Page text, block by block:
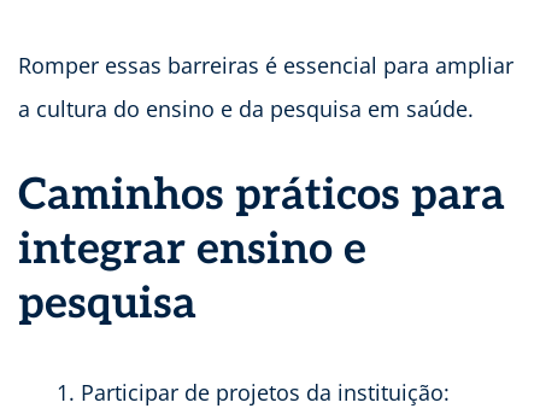
Romper essas barreiras é essencial para ampliar
a cultura do ensino e da pesquisa em saúde.
Caminhos práticos para
integrar ensino e
pesquisa
Participar de projetos da instituição: